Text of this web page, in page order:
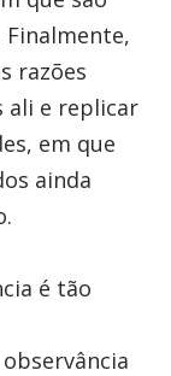
Finalmente,
razões
ali e replicar
em que
ainda
é tão